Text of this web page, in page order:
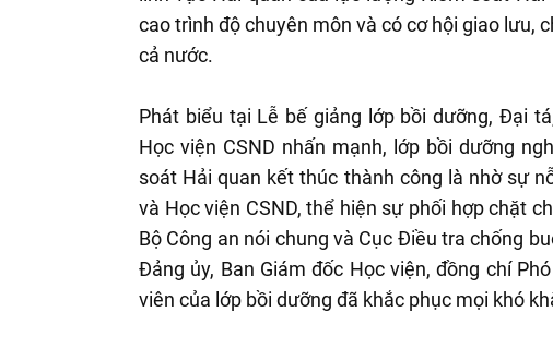
cao trình độ chuyên môn và có cơ hội giao lưu,
cả nước.
Phát biểu tại Lễ bế giảng lớp bồi dưỡng, Đại
Học viện CSND nhấn mạnh, lớp bồi dưỡng
soát Hải quan kết thúc thành công là nhờ sự
và Học viện CSND, thể hiện sự phối hợp chặt
Bộ Công an nói chung và Cục Điều tra chống
Đảng ủy, Ban Giám đốc Học viện, đồng chí
viên của lớp bồi dưỡng đã khắc phục mọi khó